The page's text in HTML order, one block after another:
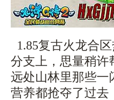
1.85复古火龙合
分支上，思量稍许
远处山林里那些一
营养都抢夺了过去